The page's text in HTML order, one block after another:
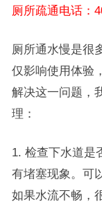
厕所疏通电话：
厕所通水慢是很
仅影响使用体验
解决这一问题，
理：
1. 检查下水道是
有堵塞现象。可
如果水流不畅，